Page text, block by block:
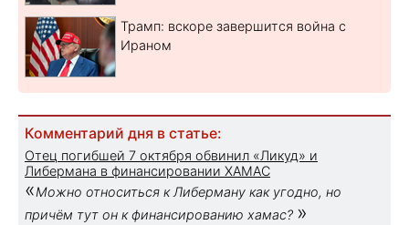
Трамп: вскоре завершится война с
Ираном
Комментарий дня в статье:
Отец погибшей 7 октября обвинил «Ликуд» и
Либермана в финансировании ХАМАС
«Можно относиться к Либерману как угодно, но
причём тут он к финансированию хамас? »